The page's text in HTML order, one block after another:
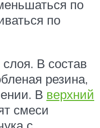
по
по
В состав
резина,
В верхний
смеси